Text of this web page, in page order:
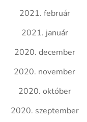
2021. február
2021. január
2020. december
2020. november
2020. október
2020. szeptember